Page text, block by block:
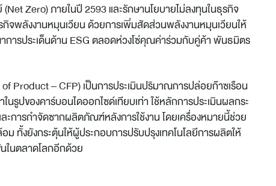
Zero) ภายในปี 2593 และรักษานโยบายไม่ลงทุนในธุรกิจ
พลังงานหมุนเวียน ด้วยการเพิ่มสัดส่วนพลังงานหมุนเวียนให้
ารประเด็นด้าน ESG ตลอดห่วงโซ่คุณค่าร่วมกับคู่ค้า พันธมิตร
– CFP) เป็นการประเมินปริมาณการปล่อยก๊าซเรือน
ของคาร์บอนไดออกไซด์เทียบเท่า ใช้หลักการประเมินผลกระ
การกำจัดซากผลิตภัณฑ์หลังการใช้งาน โดยเครื่องหมายนี้ช่วย
ทั้งยังกระตุ้นให้ผู้ประกอบการปรับปรุงเทคโนโลยีการผลิตให้
ในตลาดโลกอีกด้วย